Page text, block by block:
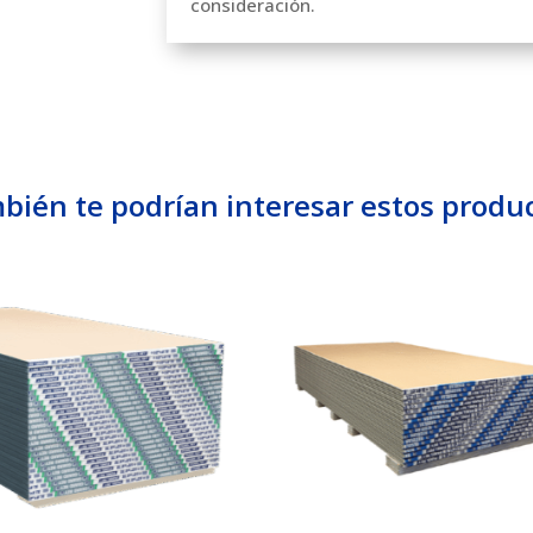
te podrían interesar estos